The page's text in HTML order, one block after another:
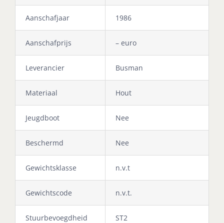
Aanschafjaar 1986
Aanschafprijs – euro
Leverancier Busman
Materiaal Hout
Jeugdboot Nee
Beschermd Nee
Gewichtsklasse n.v.t
Gewichtscode n.v.t.
Stuurbevoegdheid ST2